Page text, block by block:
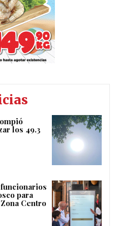
los 49.3
para
Centro